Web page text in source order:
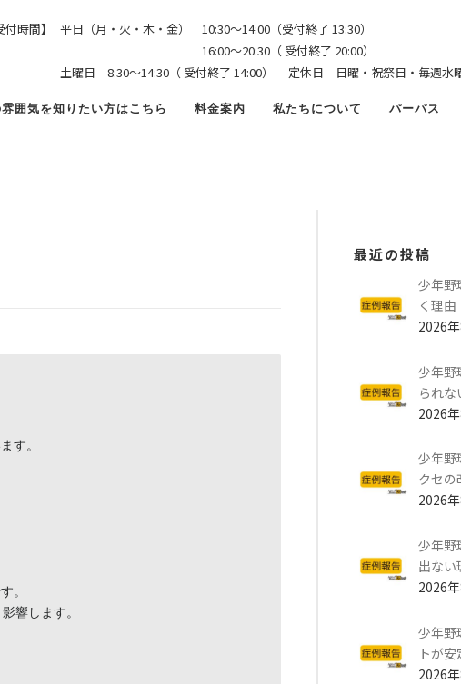
囲気を知りたい方はこちら 料金案内 私たちについて パーパス
付時間】
平日（月・火・木・金） 10:30〜14:00（受付終了 13:30）
16:00〜20:30（ 受付終了 20:00）
土曜日 8:30〜14:30（ 受付終了 14:00） 定休日 日曜・祝祭日・毎週水
点
す。
。
響します。
最近の投稿
少年野
く理由
2026
少年野
られな
2026
少年野
クセの
2026
少年野
出ない
2026
少年野
トが
2026